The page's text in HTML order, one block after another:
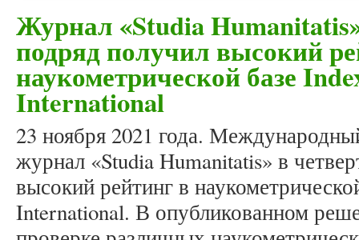
Журнал «Studia
подряд получил высокий
наукометрической базе
International
23 ноября 2021 года.
журнал «Studia Humanitatis» в
высокий рейтинг в
International. В опубликованном